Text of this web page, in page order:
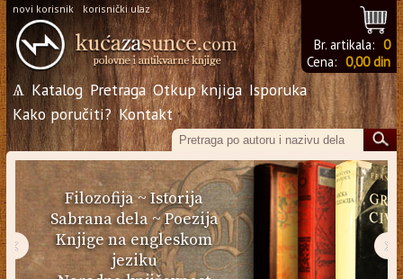
novi korisnik korisnički ulaz
Br. artikala: 0
Cena: 0,00 din
Ѧ Katalog Pretraga Otkup knjiga Isporuka
Kako poručiti? Kontakt
Filozofija~Istorija
Sabrana dela~Poezija
Knjige na engleskom
jeziku
‹ ›